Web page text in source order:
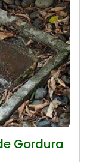
Gordura